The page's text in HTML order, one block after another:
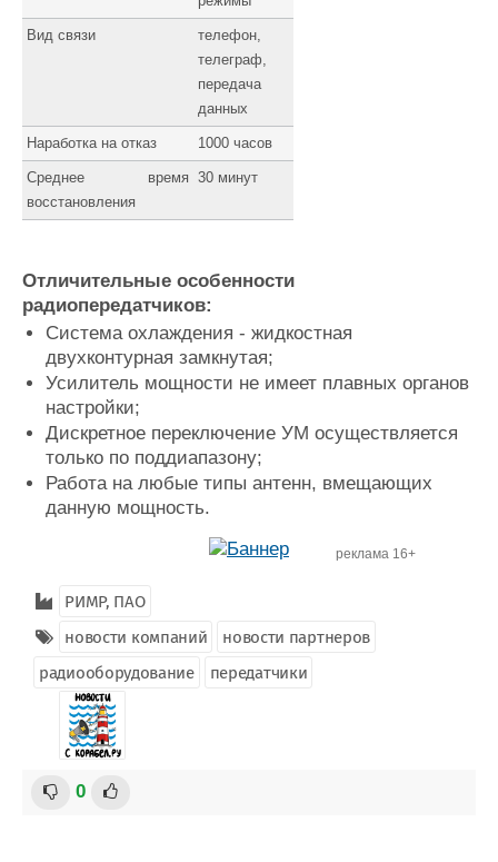
Вид связи
телефон,
телеграф,
передача
данных
Наработка на отказ 1000 часов
Среднее время
восстановления
30 минут
Отличительные особенности
радиопередатчиков:
Система охлаждения - жидкостная
двухконтурная замкнутая;
Усилитель мощности не имеет плавных органов
настройки;
Дискретное переключение УМ осуществляется
только по поддиапазону;
Работа на любые типы антенн, вмещающих
данную мощность.
реклама 16+
РИМР, ПАО
новости компаний
новости партнеров
радиооборудование
передатчики
0